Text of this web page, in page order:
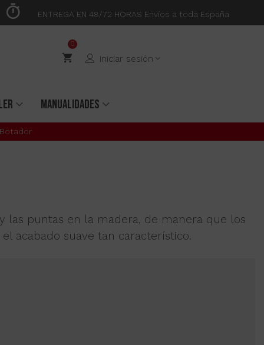
ENTREGA EN 48/72 HORAS Envíos a toda España
0
Iniciar sesión
MANUALIDADES
Botador
puntas en la madera, de manera que los
acabado suave tan característico.